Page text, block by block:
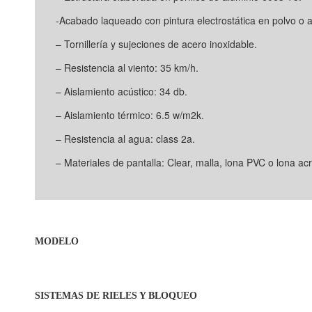
-Acabado laqueado con pintura electrostática en polvo o
– Tornillería y sujeciones de acero inoxidable.
– Resistencia al viento: 35 km/h.
– Aislamiento acústico: 34 db.
– Aislamiento térmico: 6.5 w/m2k.
– Resistencia al agua: class 2a.
– Materiales de pantalla: Clear, malla, lona PVC o lona
MODELO
SISTEMAS DE RIELES Y BLOQUEO